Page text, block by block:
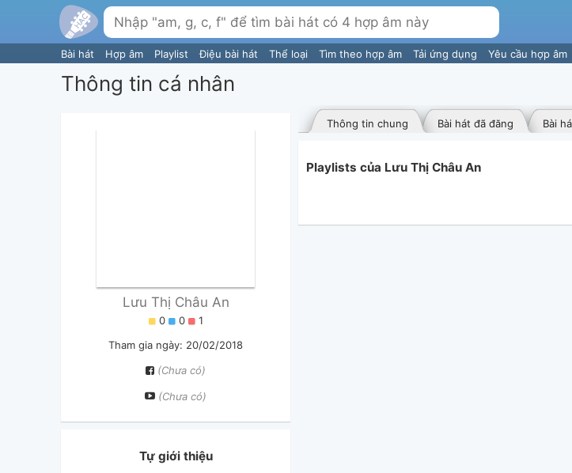
Bài hát Hợp âm Playlist Điệu bài hát Thể loại Tìm theo hợp âm Tải ứng dụng Yêu cầu hợp âm
Thông tin cá nhân
Lưu Thị Châu An
0 0
1
Tham gia ngày: 20/02/2018
(Chưa có)
(Chưa có)
Tự giới thiệu
Bài
Bài hát đã đăng
Thông tin chung
Playlists của Lưu Thị Châu An